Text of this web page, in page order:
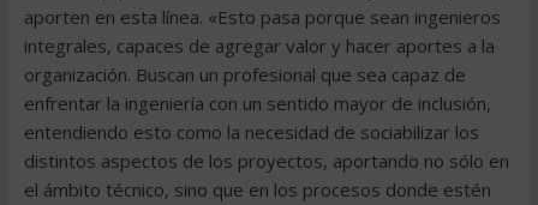
aporten en esta línea. «Esto pasa porque sean ingenieros
integrales, capaces de agregar valor y hacer aportes a la
organización. Buscan un profesional que sea capaz de
enfrentar la ingeniería con un sentido mayor de inclusión,
entendiendo esto como la necesidad de sociabilizar los
distintos aspectos de los proyectos, aportando no sólo en
el ámbito técnico, sino que en los procesos donde estén